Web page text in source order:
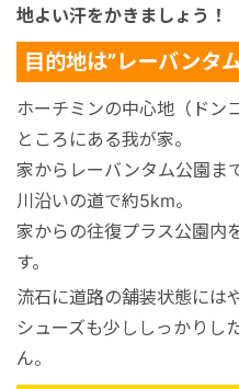
地よい汗をかきましょう！
目的地は”レーバンタ
ホーチミンの中心地（ドン
ところにある我が家。
家からレーバンタム公園ま
川沿いの道で約5km。
家からの往復プラス公園内
す。
流石に道路の舗装状態には
シューズも少ししっかりし
ん。